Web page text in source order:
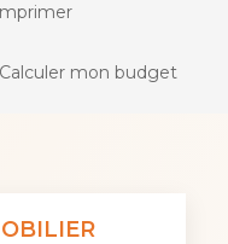
Calculer mon budget